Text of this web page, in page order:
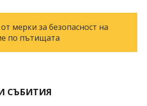
мерки за безопасност на
по пътищата
СЪБИТИЯ